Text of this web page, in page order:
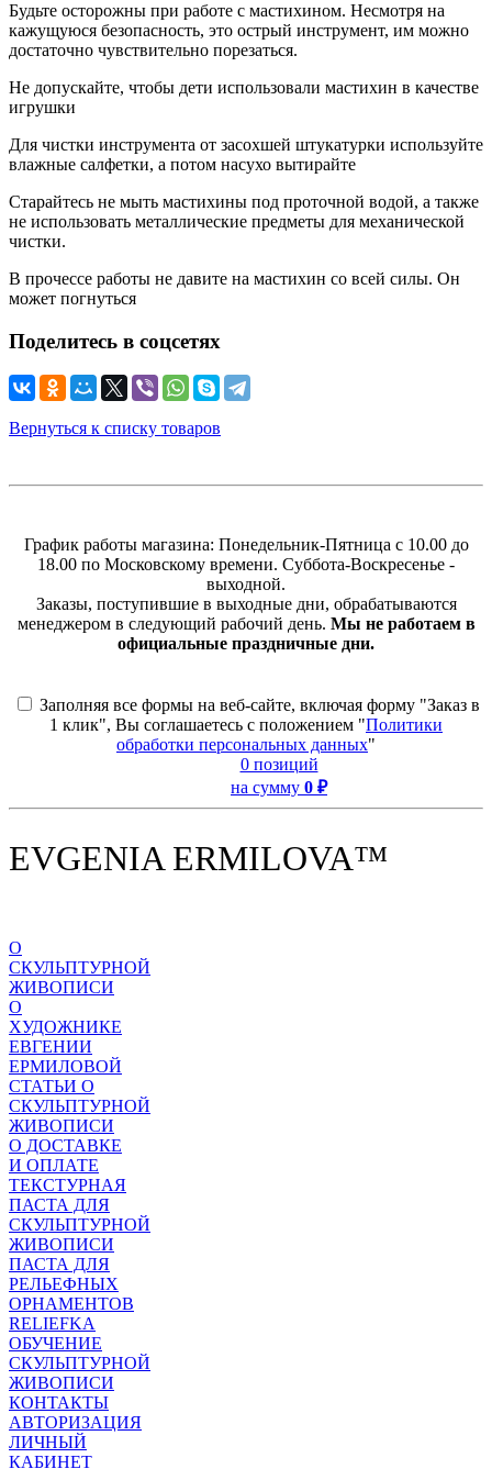
Будьте осторожны при работе с мастихином. Несмотря на
кажущуюся безопасность, это острый инструмент, им можно
достаточно чувствительно порезаться.
Не допускайте, чтобы дети использовали мастихин в качестве
игрушки
Для чистки инструмента от засохшей штукатурки используйте
влажные салфетки, а потом насухо вытирайте
Старайтесь не мыть мастихины под проточной водой, а также
не использовать металлические предметы для механической
чистки.
В прочессе работы не давите на мастихин со всей силы. Он
может погнуться
Поделитесь в соцсетях
Вернуться к списку товаров
График работы магазина: Понедельник-Пятница с 10.00 до
18.00 по Московскому времени. Суббота-Воскресенье -
выходной.
Заказы, поступившие в выходные дни, обрабатываются
менеджером в следующий рабочий день. Мы не работаем в
официальные праздничные дни.
Заполняя все формы на веб-сайте, включая форму "Заказ в
1 клик", Вы соглашаетесь с положением "Политики
обработки персональных данных"
0 позиций
на сумму 0 ₽
EVGENIA ERMILOVA™
О
СКУЛЬПТУРНОЙ
ЖИВОПИСИ
О
ХУДОЖНИКЕ
ЕВГЕНИИ
ЕРМИЛОВОЙ
СТАТЬИ О
СКУЛЬПТУРНОЙ
ЖИВОПИСИ
О ДОСТАВКЕ
И ОПЛАТЕ
ТЕКСТУРНАЯ
ПАСТА ДЛЯ
СКУЛЬПТУРНОЙ
ЖИВОПИСИ
ПАСТА ДЛЯ
РЕЛЬЕФНЫХ
ОРНАМЕНТОВ
RELIEFKA
ОБУЧЕНИЕ
СКУЛЬПТУРНОЙ
ЖИВОПИСИ
КОНТАКТЫ
АВТОРИЗАЦИЯ
ЛИЧНЫЙ
КАБИНЕТ